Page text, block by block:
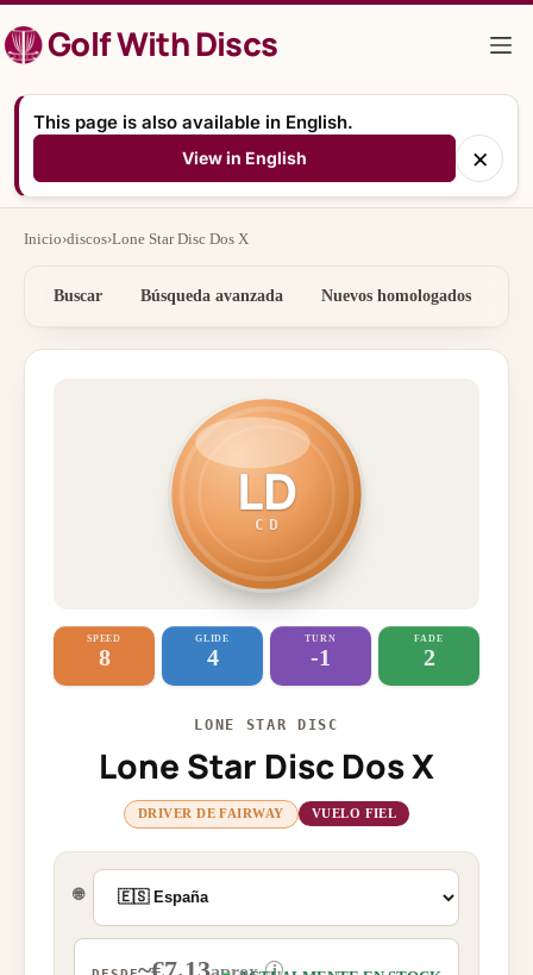
al
contenidoGolf With Discs
This page is also available in English.
View in English ×
Inicio›discos›Lone Star Disc Dos X
Buscar Búsqueda avanzada Nuevos homologados
LD
CD
SPEED
8
GLIDE
4
TURN
-1
FADE
2
LONE STAR DISC
Lone Star Disc Dos X
DRIVER DE FAIRWAY VUELO FIEL
🌐
i